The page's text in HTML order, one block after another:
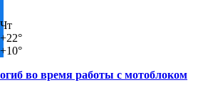
Чт
+22°
+10°
во время работы с мотоблоком